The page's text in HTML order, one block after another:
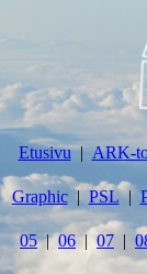
Etusivu ARK-
Graphic PSL
05 06 07